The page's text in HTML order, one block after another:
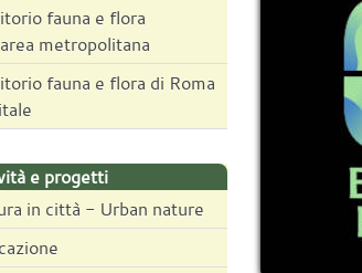
fauna e flora
metropolitana
fauna e flora di Roma
e progetti
in città - Urban nature